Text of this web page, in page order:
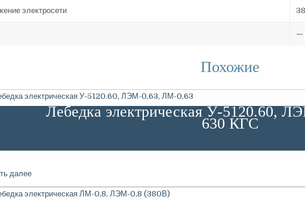
электросети
—
Похожие
Лебедка электрическая У-5120.60,
630 КГС
далее